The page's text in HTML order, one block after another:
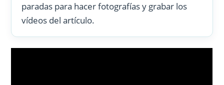
paradas para hacer fotografías y grabar los
vídeos del artículo.